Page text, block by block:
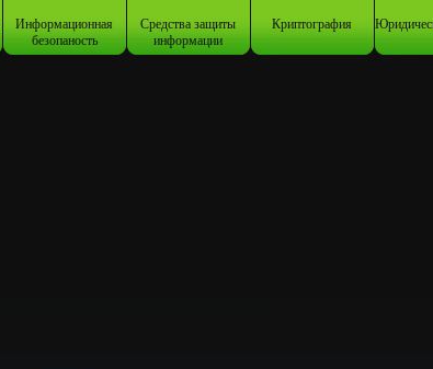
Информационная
безопаность
Средства защиты
информации
Криптография